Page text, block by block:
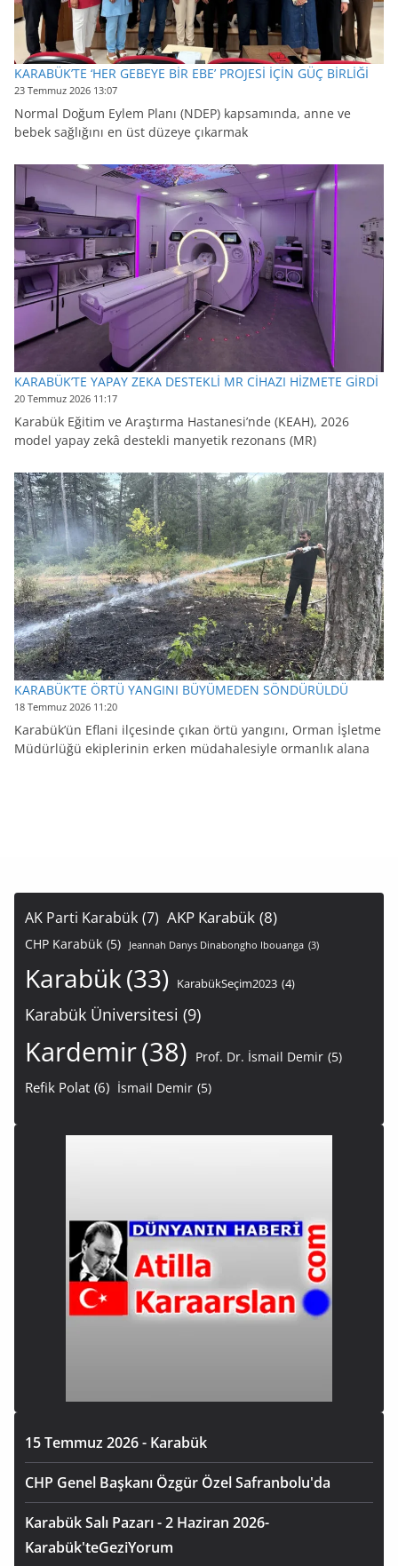
KARABÜK’TE ‘HER GEBEYE BİR EBE’ PROJESİ İÇİN GÜÇ BİRLİĞİ
23 Temmuz 2026 13:07
Normal Doğum Eylem Planı (NDEP) kapsamında, anne ve
bebek sağlığını en üst düzeye çıkarmak
KARABÜK’TE YAPAY ZEKA DESTEKLİ MR CİHAZI HİZMETE GİRDİ
20 Temmuz 2026 11:17
Karabük Eğitim ve Araştırma Hastanesi’nde (KEAH), 2026
model yapay zekâ destekli manyetik rezonans (MR)
KARABÜK’TE ÖRTÜ YANGINI BÜYÜMEDEN SÖNDÜRÜLDÜ
18 Temmuz 2026 11:20
Karabük’ün Eflani ilçesinde çıkan örtü yangını, Orman İşletme
Müdürlüğü ekiplerinin erken müdahalesiyle ormanlık alana
AK Parti Karabük (7) AKP Karabük (8)
CHP Karabük (5) Jeannah Danys Dinabongho Ibouanga (3)
Karabük(33) KarabükSeçim2023 (4)
Karabük Üniversitesi (9)
Kardemir(38) Prof. Dr. İsmail Demir (5)
Refik Polat (6) İsmail Demir (5)
15 Temmuz 2026 - Karabük
CHP Genel Başkanı Özgür Özel Safranbolu'da
Karabük Salı Pazarı - 2 Haziran 2026-
Karabük'teGeziYorum